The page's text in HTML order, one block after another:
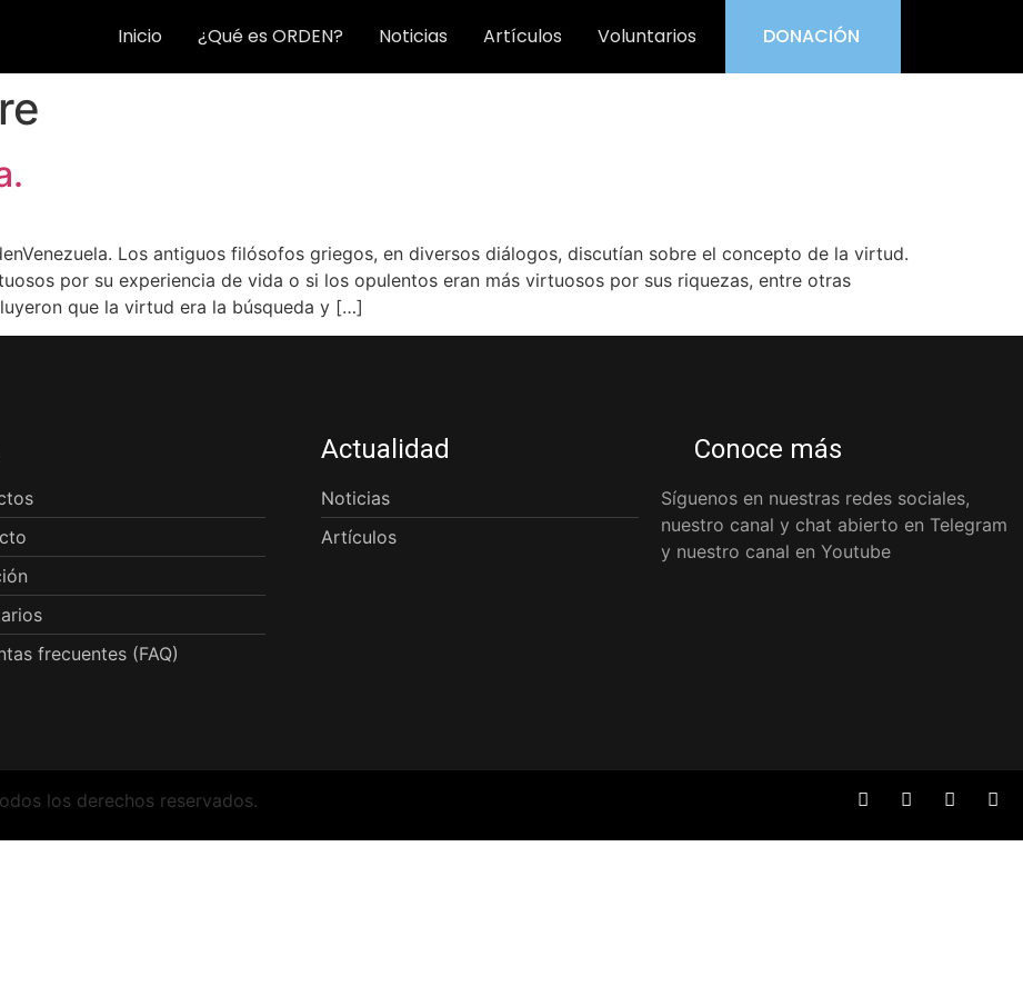
Inicio ¿Qué es ORDEN? Noticias Artículos Voluntarios DONACIÓN
Los antiguos filósofos griegos, en diversos diálogos, discutían sobre el concepto de la virtud.
por su experiencia de vida o si los opulentos eran más virtuosos por sus riquezas, entre otras
que la virtud era la búsqueda y […]
frecuentes (FAQ)
Actualidad
Noticias
Artículos
Conoce más
Síguenos en nuestras redes sociales,
nuestro canal y chat abierto en Telegram
y nuestro canal en Youtube
los derechos reservados.